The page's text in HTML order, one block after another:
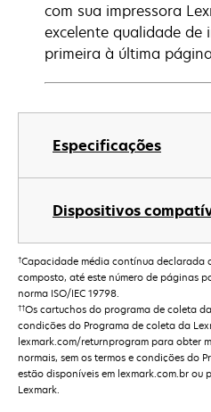
Especificações
Dispositivos
com sua impressora
excelente qualidade de
primeira à última
†Capacidade média contínua declarada
composto, até este número de páginas
norma ISO/IEC 19798.
††Os cartuchos do programa de coleta
condições do Programa de coleta da
lexmark.com/returnprogram para obter
normais, sem os termos e condições do
estão disponíveis em lexmark.com.br ou
Lexmark.